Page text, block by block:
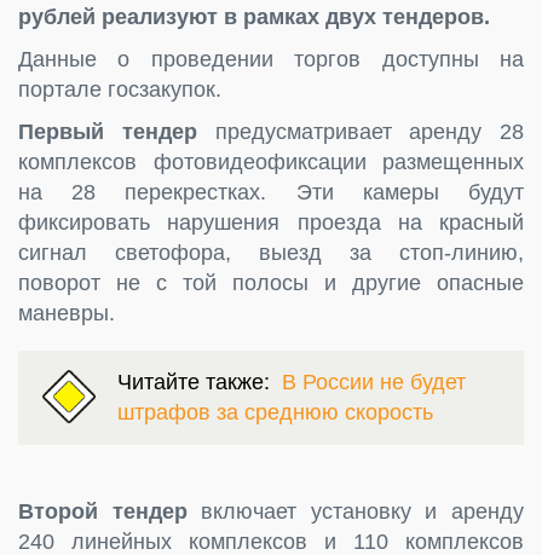
рублей реализуют в рамках двух тендеров.
Данные о проведении торгов доступны на
портале госзакупок.
Первый тендерпредусматривает аренду 28
комплексов фотовидеофиксации размещенных
на 28 перекрестках. Эти камеры будут
фиксировать нарушения проезда на красный
сигнал светофора, выезд за стоп-линию,
поворот не с той полосы и другие опасные
маневры.
Читайте также: В России не будет
штрафов за среднюю скорость
Второй тендервключает установку и аренду
240 линейных комплексов и 110 комплексов